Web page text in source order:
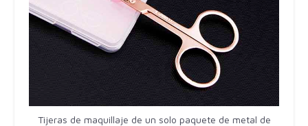
Tijeras de maquillaje de un solo paquete de metal de